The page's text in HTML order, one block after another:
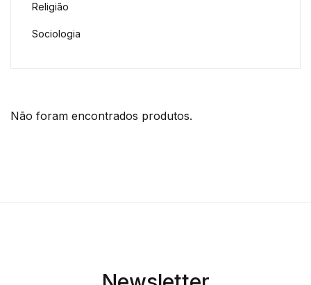
Não foram encontrados produtos.
Religião
Sociologia